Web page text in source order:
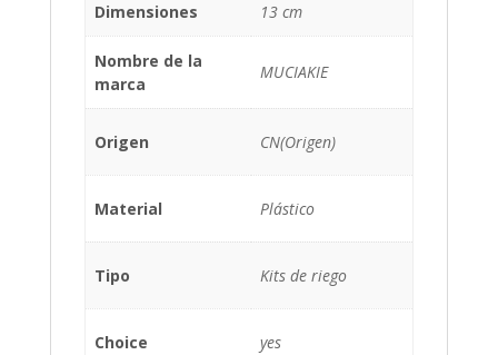
Dimensiones 13 cm
Nombre de la
marca
MUCIAKIE
Origen CN(Origen)
Material Plástico
Tipo Kits de riego
Choice yes